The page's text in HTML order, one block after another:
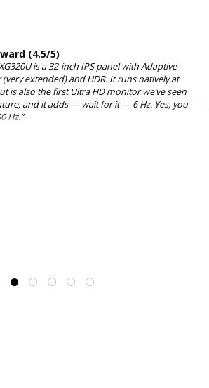
(4.5/5)
is a 32-inch IPS panel with Adaptive-
extended) and HDR. It runs natively at
is also the first Ultra HD monitor we’ve seen
and it adds — wait for it — 6 Hz. Yes, you
Hz.”